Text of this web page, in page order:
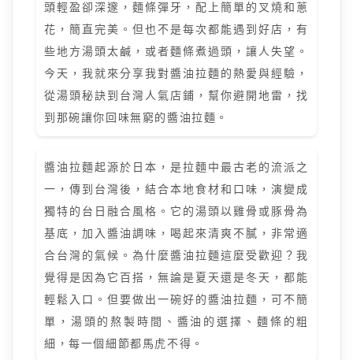
頭輕盈卻深邃，麵條彈牙，配上簡單的叉燒和蔥
花，簡直完美。但也不是每次都能遇到好店，有
些地方湯頭太鹹，或者麵條煮過頭，讓人失望。
今天，我就來分享我對醬油拉麵的熱愛與經驗，
從湯頭秘訣到台灣人氣店鋪，幫你避開地雷，找
到那碗讓你回味無窮的醬油拉麵。
醬油拉麵起源於日本，是拉麵中最古老的流派之
一，傳到台灣後，結合本地食材和口味，演變成
獨特的台日融合風格。它的湯頭以雞骨或豚骨為
基底，加入醬油調味，喝起來清爽不膩，非常適
合台灣的氣候。為什麼醬油拉麵這麼受歡迎？我
覺得是因為它百搭，無論是夏天還是冬天，都能
輕鬆入口。但要做出一碗好的醬油拉麵，可不簡
單，湯頭的熬製時間、醬油的選擇、麵條的粗
細，每一個細節都馬虎不得。